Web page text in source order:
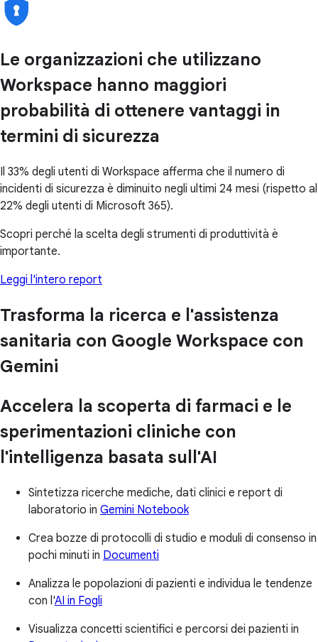
Le organizzazioni che utilizzano
Workspace hanno maggiori
probabilità di ottenere vantaggi in
termini di sicurezza
Il 33% degli utenti di Workspace afferma che il numero di
incidenti di sicurezza è diminuito negli ultimi 24 mesi (rispetto al
22% degli utenti di Microsoft 365).
Scopri perché la scelta degli strumenti di produttività è
importante.
Leggi l'intero report
Trasforma la ricerca e l'assistenza
sanitaria con Google Workspace con
Gemini
Accelera la scoperta di farmaci e le
sperimentazioni cliniche con
l'intelligenza basata sull'AI
Sintetizza ricerche mediche, dati clinici e report di
laboratorio in Gemini Notebook
Crea bozze di protocolli di studio e moduli di consenso in
pochi minuti in Documenti
Analizza le popolazioni di pazienti e individua le tendenze
con l'AI in Fogli
Visualizza concetti scientifici e percorsi dei pazienti in